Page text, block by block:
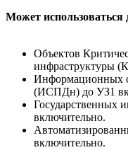
Может
Объектов
инфраструктуры
Информационных
(ИСПДн) до УЗ1
Государственных
включительно.
включительно.